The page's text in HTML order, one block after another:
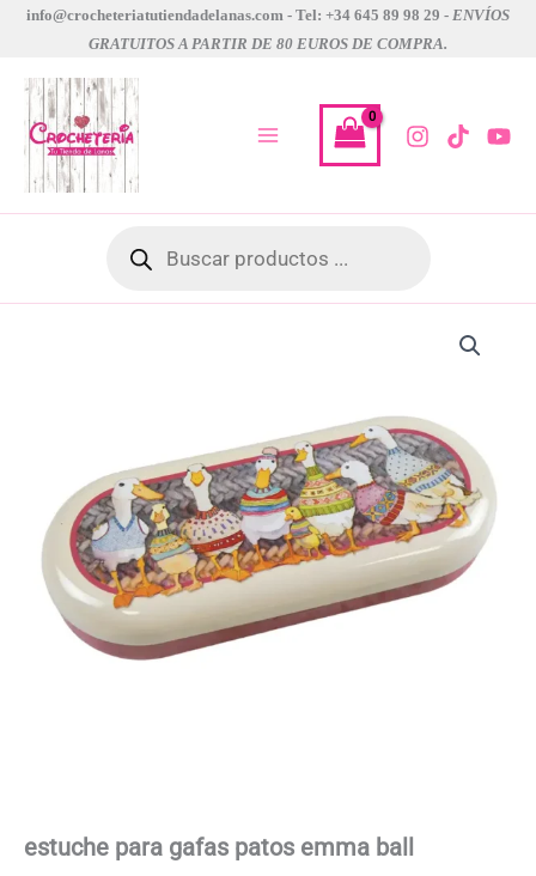
contenido
info@crocheteriatutiendadelanas.com - Tel: +34 645 89 98 29 - ENVÍOS
GRATUITOS A PARTIR DE 80 EUROS DE COMPRA.
productos
estuche para gafas patos emma ball